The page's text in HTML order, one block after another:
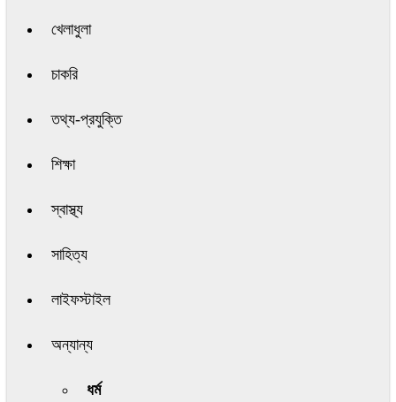
খেলাধুলা
চাকরি
তথ্য-প্রযুক্তি
শিক্ষা
স্বাস্থ্য
সাহিত্য
লাইফস্টাইল
অন্যান্য
ধর্ম